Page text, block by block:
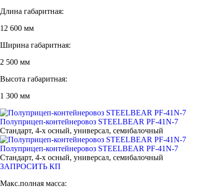
Длина габаритная:
12 600 мм
Ширина габаритная:
2 500 мм
Высота габаритная:
1 300 мм
Полуприцеп-контейнеровоз STEELBEAR PF-41N-7
Стандарт, 4-х осный, универсал, семибалочный
Полуприцеп-контейнеровоз STEELBEAR PF-41N-7
Стандарт, 4-х осный, универсал, семибалочный
ЗАПРОСИТЬ КП
Макс.полная масса: